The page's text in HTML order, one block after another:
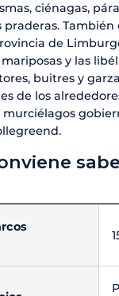
ciénagas,
praderas. También
de
y las
buitres y
de los